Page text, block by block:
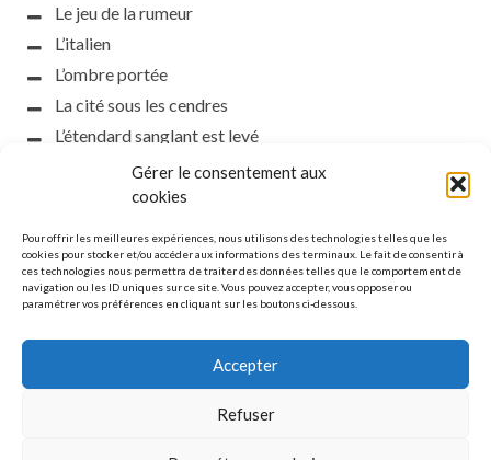
Gérer le consentement aux
cookies
Pour offrir les meilleures expériences, nous utilisons des technologies telles que les
cookies pour stocker et/ou accéder aux informations des terminaux. Le fait de consentir à
ces technologies nous permettra de traiter des données telles que le comportement de
navigation ou les ID uniques sur ce site. Vous pouvez accepter, vous opposer ou
paramétrer vos préférences en cliquant sur les boutons ci-dessous.
Accepter
Refuser
Le jeu de la rumeur
L’italien
L’ombre portée
La cité sous les cendres
L’étendard sanglant est levé
L’incident d’Helsinki
la petite fasciste
Loch noir
Que s’obscurcissent le soleil et la lumière